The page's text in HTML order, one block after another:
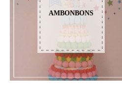
AMBONBONS